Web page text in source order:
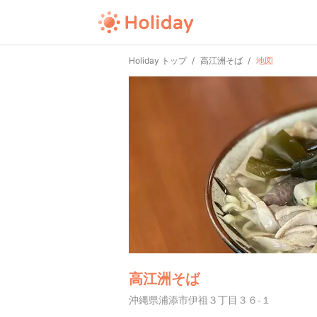
Holiday トップ 高江洲そば 地図
高江洲そば
沖縄県浦添市伊祖３丁目３６-１